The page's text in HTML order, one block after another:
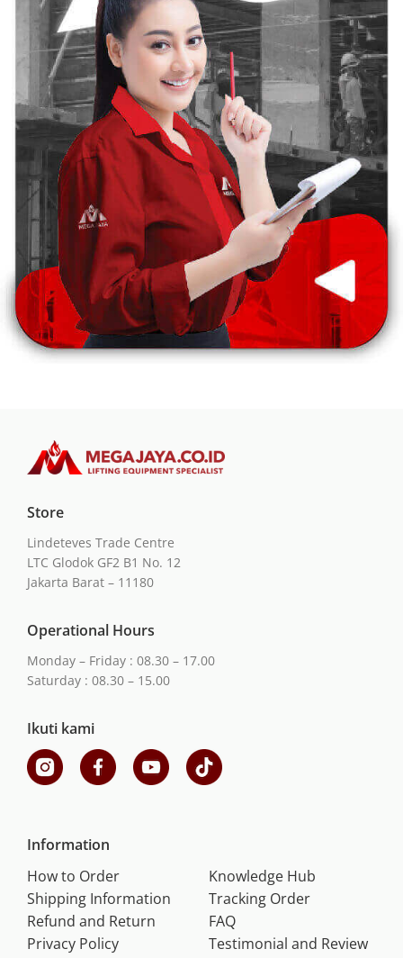
Store
Lindeteves Trade Centre
LTC Glodok GF2 B1 No. 12
Jakarta Barat – 11180
Operational Hours
Monday – Friday : 08.30 – 17.00
Saturday : 08.30 – 15.00
Ikuti kami
Information
How to Order
Shipping Information
Refund and Return
Privacy Policy
Knowledge Hub
Tracking Order
FAQ
Testimonial and Review